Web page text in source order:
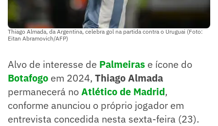
Thiago Almada, da Argentina, celebra gol na partida contra o Uruguai (Foto:
Eitan Abramovich/AFP)
Alvo de interesse de Palmeiras e ícone do
Botafogo em 2024, Thiago Almada
permanecerá noAtlético de Madrid,
conforme anunciou o próprio jogador em
entrevista concedida nesta sexta-feira (23).